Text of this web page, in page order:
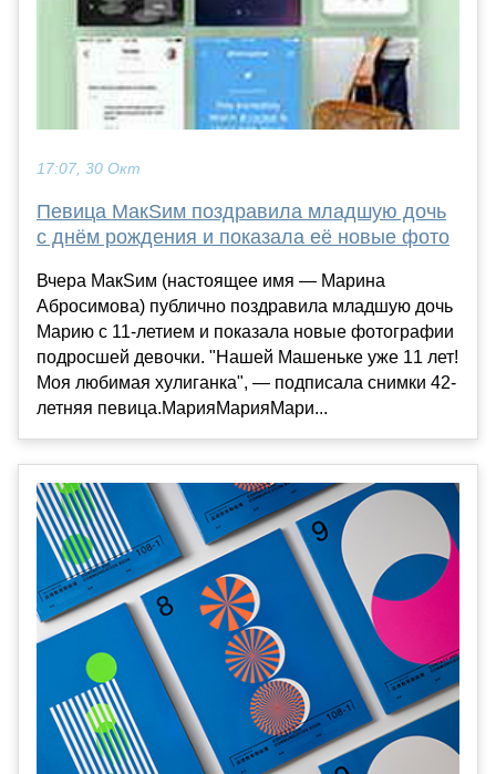
17:07, 30 Окт
Певица МакSим поздравила младшую дочь
с днём рождения и показала её новые фото
Вчера МакSим (настоящее имя — Марина
Абросимова) публично поздравила младшую дочь
Марию с 11-летием и показала новые фотографии
подросшей девочки. "Нашей Машеньке уже 11 лет!
Моя любимая хулиганка", — подписала снимки 42-
летняя певица.МарияМарияМари...